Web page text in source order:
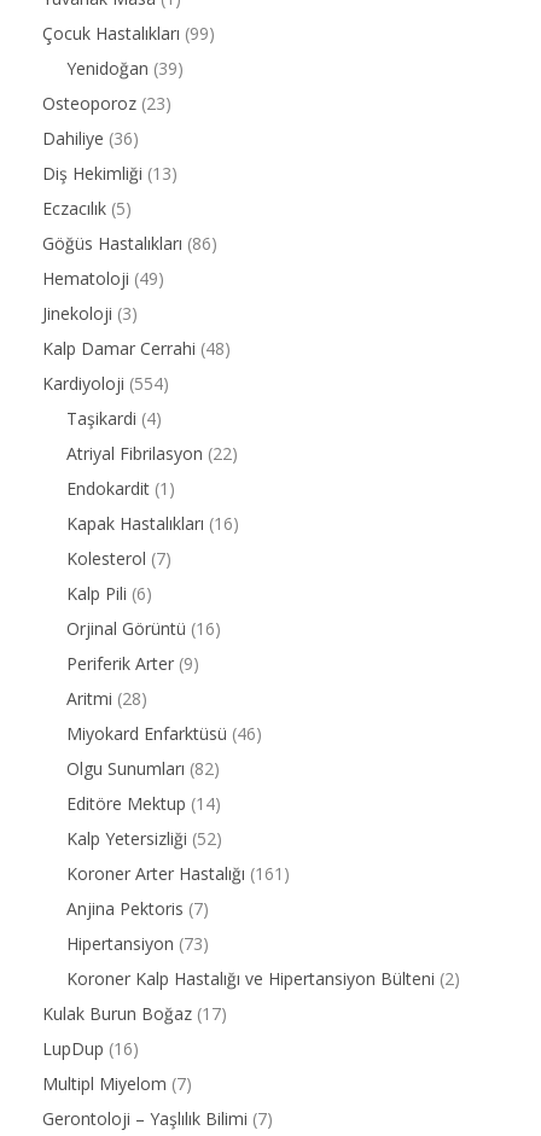
Çocuk Hastalıkları (99)
Yenidoğan (39)
Osteoporoz (23)
Dahiliye (36)
Diş Hekimliği (13)
Eczacılık (5)
Göğüs Hastalıkları (86)
Hematoloji (49)
Jinekoloji (3)
Kalp Damar Cerrahi (48)
Kardiyoloji (554)
Taşikardi (4)
Atriyal Fibrilasyon (22)
Endokardit (1)
Kapak Hastalıkları (16)
Kolesterol (7)
Kalp Pili (6)
Orjinal Görüntü (16)
Periferik Arter (9)
Aritmi (28)
Miyokard Enfarktüsü (46)
Olgu Sunumları (82)
Editöre Mektup (14)
Kalp Yetersizliği (52)
Koroner Arter Hastalığı (161)
Anjina Pektoris (7)
Hipertansiyon (73)
Koroner Kalp Hastalığı ve Hipertansiyon Bülteni (2)
Kulak Burun Boğaz (17)
LupDup (16)
Multipl Miyelom (7)
Gerontoloji – Yaşlılık Bilimi (7)